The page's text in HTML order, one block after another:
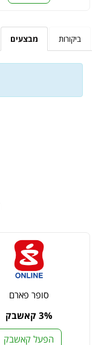
ביקורות מבצעים
סופר פארם
3% קאשבק
הפעל קאשבק